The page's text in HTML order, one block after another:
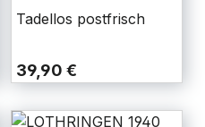
Tadellos postfrisch
39,90 €